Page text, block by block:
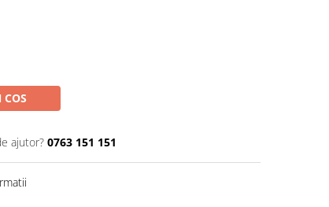
ajutor? 0763 151 151